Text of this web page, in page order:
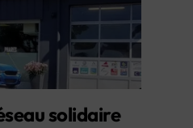
solidaire